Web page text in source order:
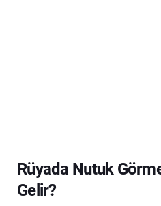
Rüyada Nutuk
Gelir?